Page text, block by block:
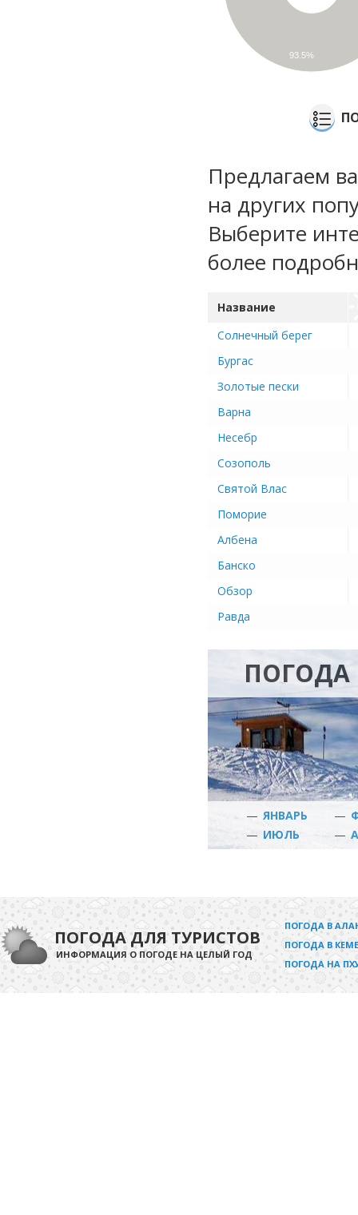
93.5%
Предлагаем
на других
Выберите
более
Название
Солнечный берег
Бургас
Золотые пески
Варна
Несебр
Созополь
Святой Влас
Поморие
Албена
Банско
Обзор
Равда
ПОГОДА
— ЯНВАРЬ —
— ИЮЛЬ —
ПОГОДА ДЛЯ ТУРИСТОВ
ИНФОРМАЦИЯ О ПОГОДЕ НА ЦЕЛЫЙ ГОД
ПОГОДА В
ПОГОДА В
ПОГОДА НА